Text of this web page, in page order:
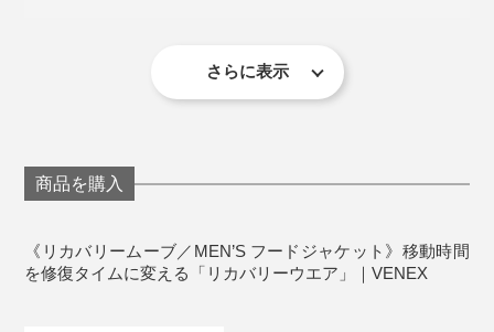
試す前はかなり消極的だったのに、180度印象が転換。
ただ、柿山は肌にピッタリするものが苦手で、タイツは
《サイズ表》単位 cm
さらに表示
商品を購入
《リカバリームーブ／MEN’S フードジャケット》移動時間
を修復タイムに変える「リカバリーウエア」｜VENEX